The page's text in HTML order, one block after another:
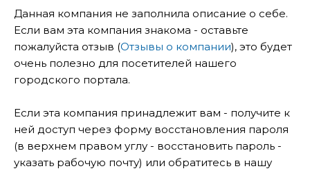
Данная компания не заполнила описание о себе.
Если вам эта компания знакома - оставьте
пожалуйста отзыв (Отзывы о компании), это будет
очень полезно для посетителей нашего
городского портала.
Если эта компания принадлежит вам - получите к
ней доступ через форму восстановления пароля
(в верхнем правом углу - восстановить пароль -
указать рабочую почту) или обратитесь в нашу